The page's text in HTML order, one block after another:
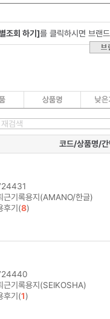
조회 하기]를 클릭하시면 브랜
코드/상품명/간
근기록용지(AMANO/한글)
후기(8)
근기록용지(SEIKOSHA)
후기(1)